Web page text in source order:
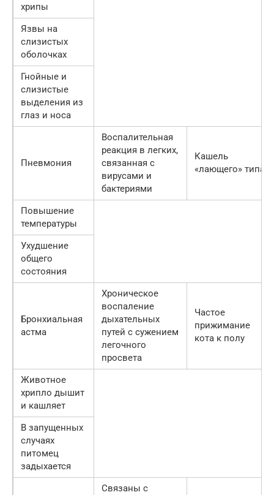
хрипы
Язвы на
слизистых
оболочках
Гнойные и
слизистые
выделения из
глаз и носа
Пневмония
Воспалительная
реакция в легких,
связанная с
вирусами и
бактериями
Кашель
«лающего» типа
Повышение
температуры
Ухудшение
общего
состояния
Бронхиальная
астма
Хроническое
воспаление
дыхательных
путей с сужением
легочного
просвета
Частое
прижимание
кота к полу
Животное
хрипло дышит
и кашляет
В запущенных
случаях
питомец
задыхается
Связаны с